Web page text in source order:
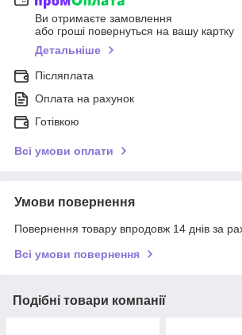
Ви отримаєте замовлення
або гроші повернуться на вашу картку
Детальніше
Післяплата
Оплата на рахунок
Готівкою
Всі умови оплати
Умови повернення
Повернення товару впродовж 14 днів за
Всі умови повернення
Подібні товари компанії